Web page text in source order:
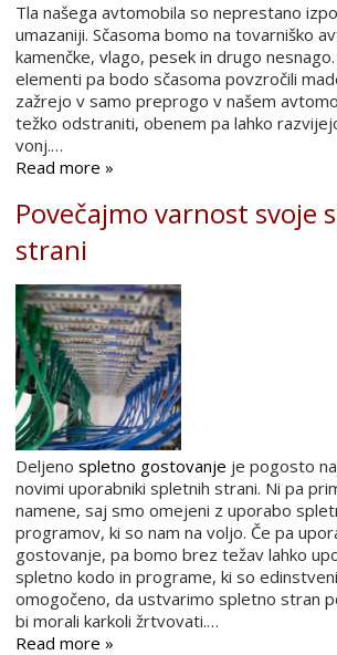
Tla našega avtomobila so neprestano
umazaniji. Sčasoma bomo na tovarniško
kamenčke, vlago, pesek in drugo
elementi pa bodo sčasoma povzročili
zažrejo v samo preprogo v našem
težko odstraniti, obenem pa lahko
vonj.…
Read more »
Povečajmo varnost svoje
strani
Deljenospletno gostovanje je pogosto
novimi uporabniki spletnih strani. Ni pa
namene, saj smo omejeni z uporabo
programov, ki so nam na voljo. Če pa
gostovanje, pa bomo brez težav lahko
spletno kodo in programe, ki so
omogočeno, da ustvarimo spletno stran
bi morali karkoli žrtvovati.…
Read more »